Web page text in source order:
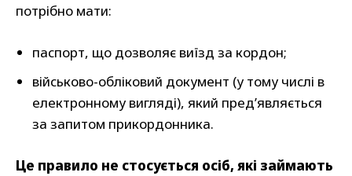
потрібно мати:
паспорт, що дозволяє виїзд за кордон;
військово-обліковий документ (у тому числі в
електронному вигляді), який пред’являється
за запитом прикордонника.
Це правило не стосується осіб, які займають